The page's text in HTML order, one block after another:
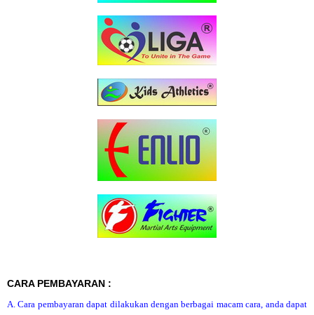
CARA PEMBAYARAN :
A. Cara pembayaran dapat dilakukan dengan berbagai macam cara, anda dapat